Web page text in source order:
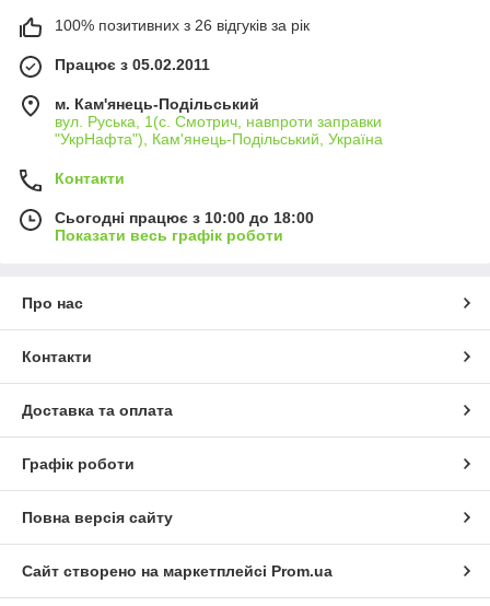
100% позитивних з 26 відгуків за рік
Працює з 05.02.2011
м. Кам'янець-Подільський
вул. Руська, 1(с. Смотрич, навпроти заправки
"УкрНафта"), Кам'янець-Подільський, Україна
Контакти
Сьогодні працює з 10:00 до 18:00
Показати весь графік роботи
Про нас
Контакти
Доставка та оплата
Графік роботи
Повна версія сайту
Сайт створено на маркетплейсі Prom.ua